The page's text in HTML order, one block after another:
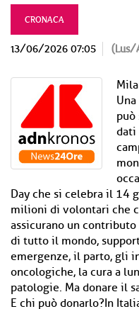
CRONACA
13/06/2026 07:05 (Lus/
può
dati
Day che si celebra il 14
milioni di volontari che
assicurano un
di tutto il mondo,
emergenze, il parto, gli
oncologiche, la cura a
patologie. Ma donare il
E chi può donarlo?In